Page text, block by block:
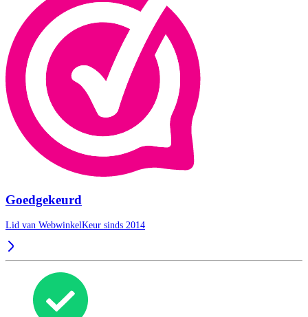
Goedgekeurd
Lid van WebwinkelKeur sinds 2014